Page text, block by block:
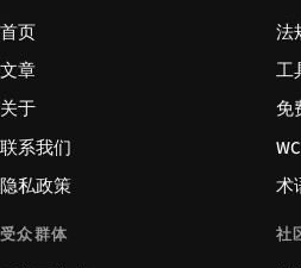
首页
文章
关于
联系我们
隐私政策
法
工
免
术
受众群体 社